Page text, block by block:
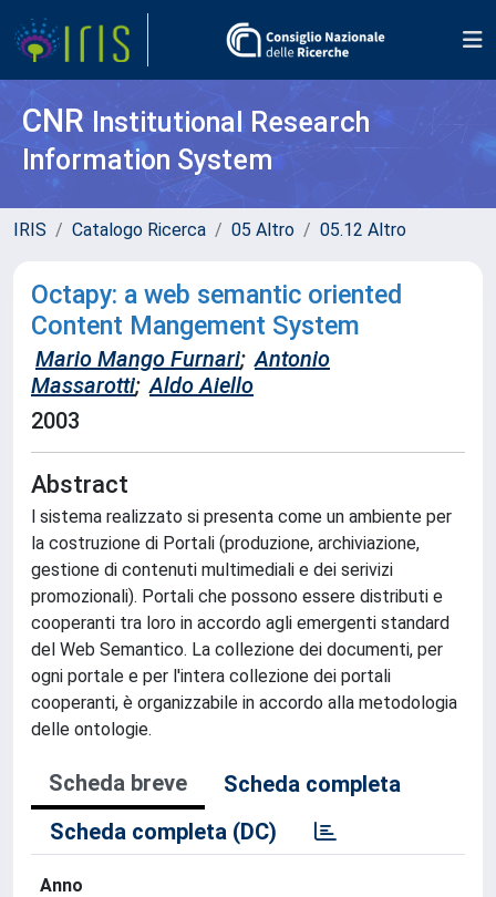
CNR Institutional Research
Information System
IRIS Catalogo Ricerca 05 Altro 05.12 Altro
Octapy: a web semantic oriented
Content Mangement System
Mario Mango Furnari; Antonio
Massarotti; Aldo Aiello
2003
Abstract
l sistema realizzato si presenta come un ambiente per
la costruzione di Portali (produzione, archiviazione,
gestione di contenuti multimediali e dei serivizi
promozionali). Portali che possono essere distributi e
cooperanti tra loro in accordo agli emergenti standard
del Web Semantico. La collezione dei documenti, per
ogni portale e per l'intera collezione dei portali
cooperanti, è organizzabile in accordo alla metodologia
delle ontologie.
Scheda breve
Scheda completa
Scheda completa (DC)
Anno